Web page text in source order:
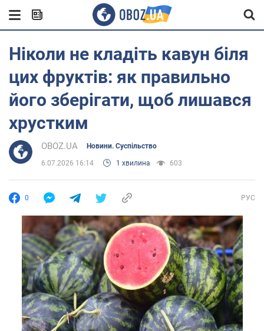
Ніколи не кладіть кавун біля
цих фруктів: як правильно
його зберігати, щоб лишався
хрустким
OBOZ.UA Новини. Суспільство
6.07.2026 16:14 1 хвилина 603
0 РУС